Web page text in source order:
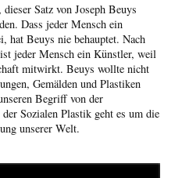
Satz von Joseph Beuys
Dass jeder Mensch ein
hat Beuys nie behauptet. Nach
jeder Mensch ein Künstler, weil
mitwirkt. Beuys wollte nicht
Gemälden und Plastiken
Begriff von der
Sozialen Plastik geht es um die
unserer Welt.